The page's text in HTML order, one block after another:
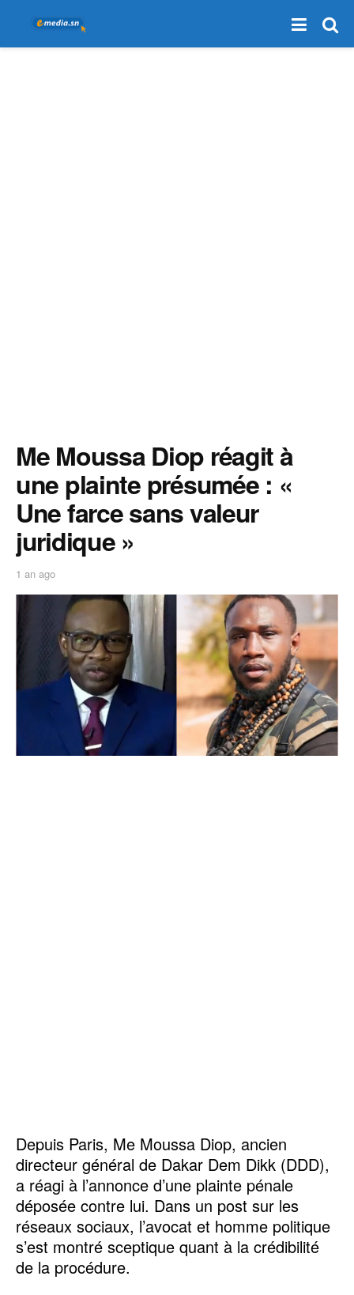
Me Moussa Diop réagit à
une plainte présumée : «
Une farce sans valeur
juridique »
1 an ago
Depuis Paris, Me Moussa Diop, ancien
directeur général de Dakar Dem Dikk (DDD),
a réagi à l’annonce d’une plainte pénale
déposée contre lui. Dans un post sur les
réseaux sociaux, l’avocat et homme politique
s’est montré sceptique quant à la crédibilité
de la procédure.